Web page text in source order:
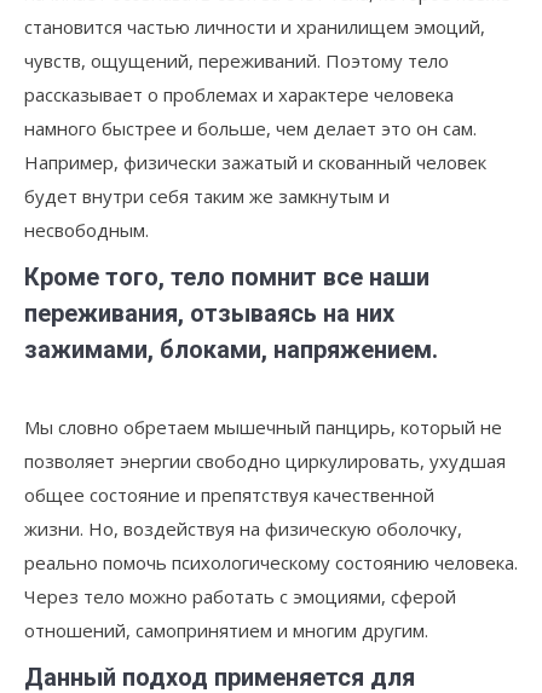
становится частью личности и хранилищем эмоций,
чувств, ощущений, переживаний. Поэтому тело
рассказывает о проблемах и характере человека
намного быстрее и больше, чем делает это он сам.
Например, физически зажатый и скованный человек
будет внутри себя таким же замкнутым и
несвободным.
Кроме того, тело помнит все наши
переживания, отзываясь на них
зажимами, блоками, напряжением.
Мы словно обретаем мышечный панцирь, который не
позволяет энергии свободно циркулировать, ухудшая
общее состояние и препятствуя качественной
жизни. Но, воздействуя на физическую оболочку,
реально помочь психологическому состоянию человека.
Через тело можно работать с эмоциями, сферой
отношений, самопринятием и многим другим.
Данный подход применяется для